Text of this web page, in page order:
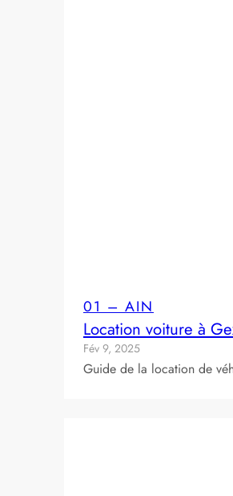
01 – AIN
Location voiture à
Fév 9, 2025
Guide de la location de